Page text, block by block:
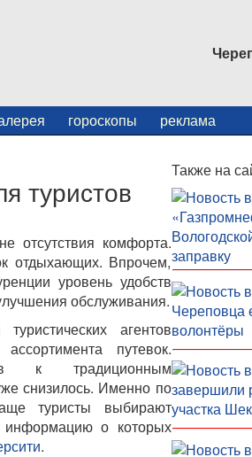
гороскопы реклама
туристов
отсутствия комфорта.
отдыхающих. Впрочем,
уровень удобств
обслуживания.
агентов
путевок.
к традиционным
снизилось. Именно по
туристы выбирают
информацию о которых
.
Также на
заправку
Череповца
волонтёры
завершили
участка